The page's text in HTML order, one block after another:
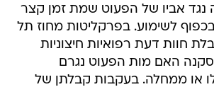
נגד אביו של הפעוט שמת זמן קצר
לשימוע. בפרקליטות מחוז תל
חוות דעת רפואיות חיצוניות
האם מות הפעוט נגרם
או ממחלה. בעקבות קבלתן של